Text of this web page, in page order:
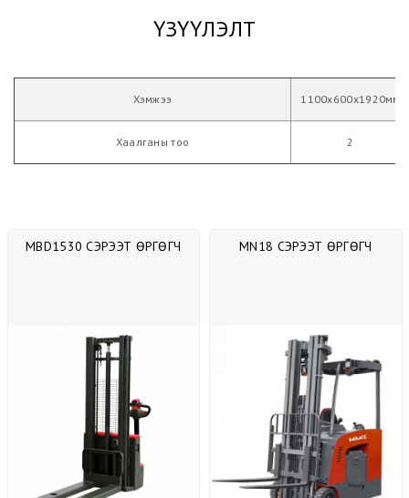
ҮЗҮҮЛЭЛТ
Хэмжээ 1100х600х1920мм
Хаалганы тоо 2
MBD1530 СЭРЭЭТ ӨРГӨГЧ MN18 СЭРЭЭТ ӨРГӨГЧ